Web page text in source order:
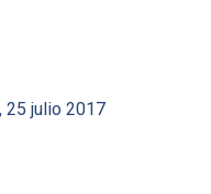
julio 2017